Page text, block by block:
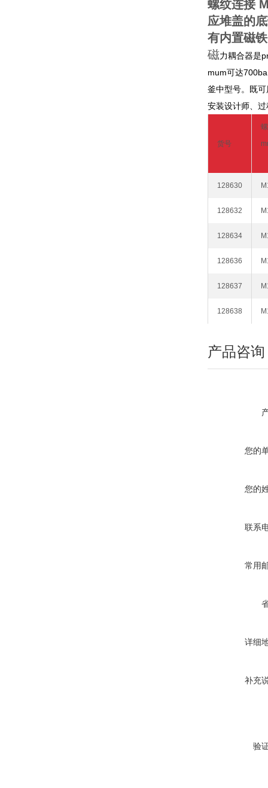
螺纹连接
应堆盖的
有内置磁
磁力耦合器是
mum可达
釜中型号。既
安装设计师、
货号
128630
128632
128634
128636
128637
128638
产品咨询
您的
您的
联系
常用
详细
补充
验